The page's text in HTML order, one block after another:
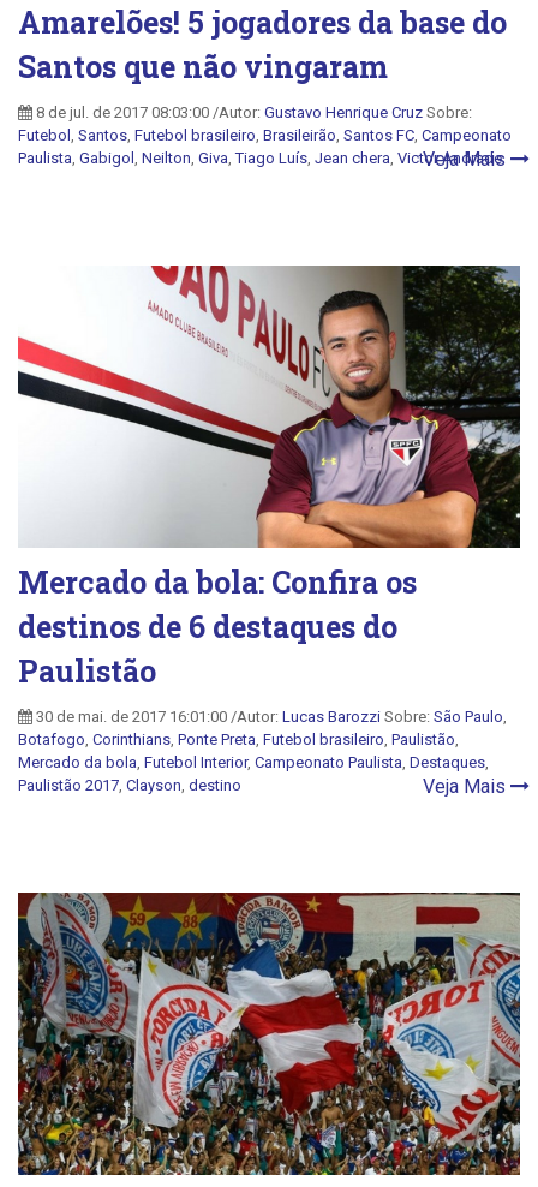
Amarelões! 5 jogadores da base do
Santos que não vingaram
8 de jul. de 2017 08:03:00 /Autor: Gustavo Henrique Cruz Sobre:
Futebol Santos Futebol brasileiro Brasileirão Santos FC Campeonato
Paulista Gabigol Neilton Giva ,Tiago Luís Jean chera Victor Andrade
Veja Mais
Mercado da bola: Confira os
destinos de 6 destaques do
Paulistão
30 de mai. de 2017 16:01:00 /Autor: Lucas Barozzi Sobre: São Paulo
Botafogo Corinthians Ponte Preta Futebol brasileiro Paulistão
Mercado da bola Futebol Interior, Campeonato Paulista Destaques
Paulistão 2017 Clayson destino Veja Mais